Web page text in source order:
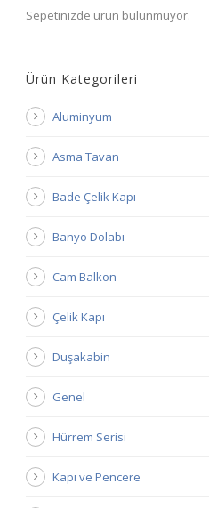
Sepetinizde ürün bulunmuyor.
Ürün Kategorileri
Aluminyum
Asma Tavan
Bade Çelik Kapı
Banyo Dolabı
Cam Balkon
Çelik Kapı
Duşakabin
Genel
Hürrem Serisi
Kapı ve Pencere